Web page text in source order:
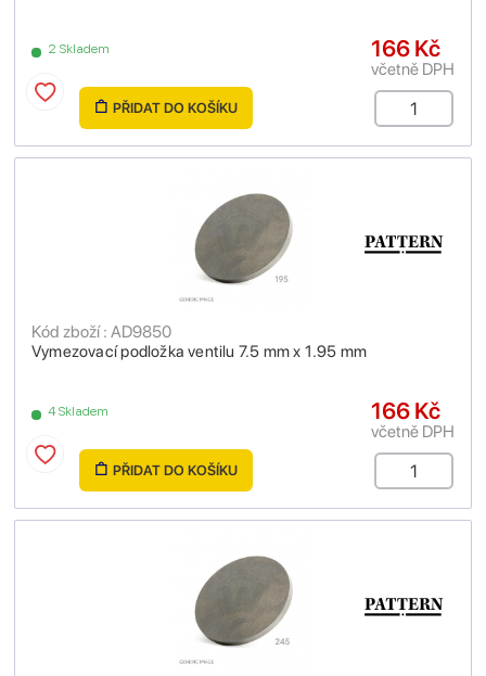
2 Skladem 166 Kč
včetně DPH
PŘIDAT DO KOŠÍKU
Vymezovací podložka ventilu 7.5 mm x 1.95 mm
Kód zboží : AD9850
4 Skladem 166 Kč
včetně DPH
PŘIDAT DO KOŠÍKU